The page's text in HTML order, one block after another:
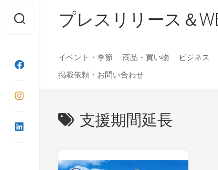
content
プレスリリース＆
イベント・季節 商品・買い物 ビジネス
掲載依頼・お問い合わせ
支援期間延長